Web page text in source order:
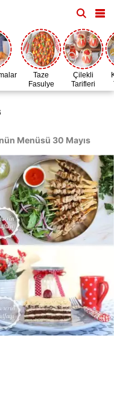
Taze
Fasulye
Zamanı
Çilekli
Tarifleri
Menüsü 30 Mayıs